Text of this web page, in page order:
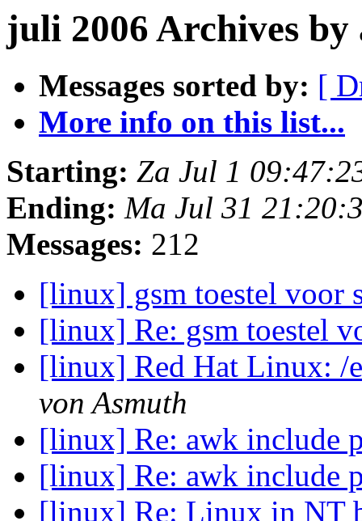
juli 2006 Archives by
Messages sorted by: [
More info on this list...
Starting: Za Jul 1
Ending: Ma Jul 31
Messages: 212
[linux] gsm toestel voor
[linux] Re: gsm toestel
[linux] Red Hat Linux: /
von Asmuth
[linux] Re: awk include
[linux] Re: awk include
[linux] Re: Linux in NT